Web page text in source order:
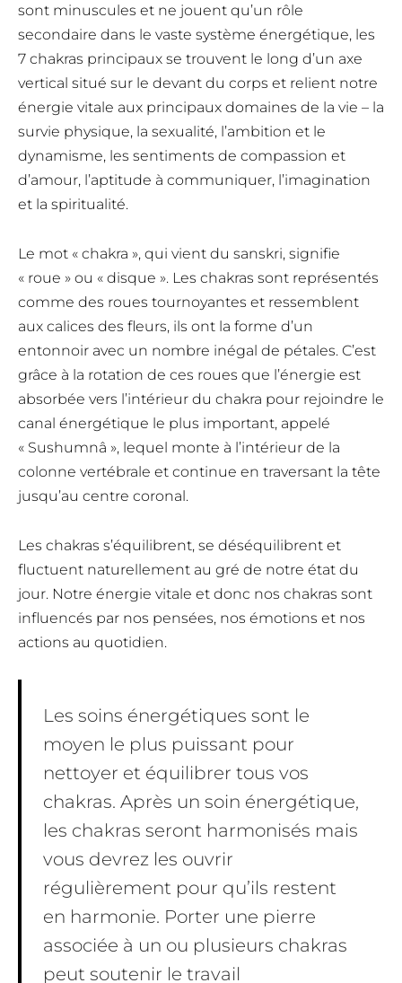
sont minuscules et ne jouent qu’un rôle
secondaire dans le vaste système énergétique, les
7 chakras principaux se trouvent le long d’un axe
vertical situé sur le devant du corps et relient notre
énergie vitale aux principaux domaines de la vie – la
survie physique, la sexualité, l’ambition et le
dynamisme, les sentiments de compassion et
d’amour, l’aptitude à communiquer, l’imagination
et la spiritualité.
Le mot « chakra », qui vient du sanskri, signifie
« roue » ou « disque ». Les chakras sont représentés
comme des roues tournoyantes et ressemblent
aux calices des fleurs, ils ont la forme d’un
entonnoir avec un nombre inégal de pétales. C’est
grâce à la rotation de ces roues que l’énergie est
absorbée vers l’intérieur du chakra pour rejoindre le
canal énergétique le plus important, appelé
« Sushumnâ », lequel monte à l’intérieur de la
colonne vertébrale et continue en traversant la tête
jusqu’au centre coronal.
Les chakras s’équilibrent, se déséquilibrent et
fluctuent naturellement au gré de notre état du
jour. Notre énergie vitale et donc nos chakras sont
influencés par nos pensées, nos émotions et nos
actions au quotidien.
Les soins énergétiques sont le
moyen le plus puissant pour
nettoyer et équilibrer tous vos
chakras. Après un soin énergétique,
les chakras seront harmonisés mais
vous devrez les ouvrir
régulièrement pour qu’ils restent
en harmonie. Porter une pierre
associée à un ou plusieurs chakras
peut soutenir le travail